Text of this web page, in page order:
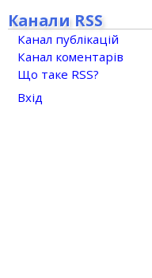
Канали RSS
Канал публікацій
Канал коментарів
Що таке RSS?
Вхід